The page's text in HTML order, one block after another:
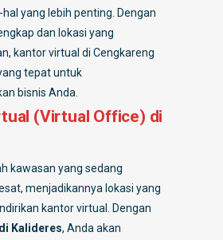
yang lebih penting. Dengan
dan lokasi yang
kantor virtual di Cengkareng
tepat untuk
bisnis Anda.
(Virtual Office) di
kawasan yang sedang
menjadikannya lokasi yang
kantor virtual. Dengan
Kalideres, Anda akan